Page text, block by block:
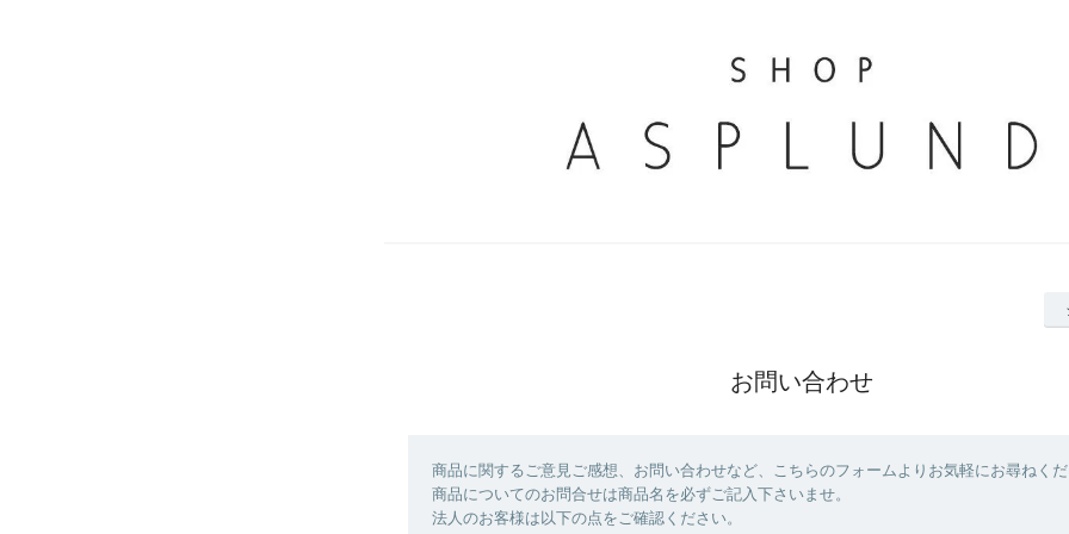
お問い合わせ
商品に関するご意見ご感想、お問い合わせなど、こちらのフォームよりお気軽にお尋ねくだ
商品についてのお問合せは商品名を必ずご記入下さいませ。
法人のお客様は以下の点をご確認ください。